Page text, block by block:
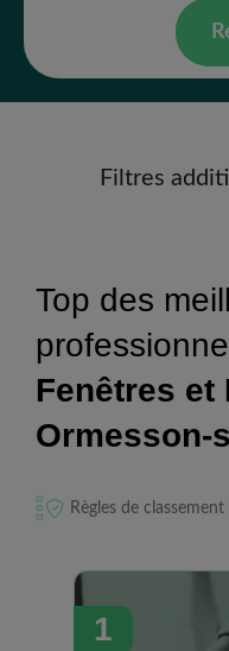
Filtres
Top des
Fenêtres et
Ormesson-
Règles de
1